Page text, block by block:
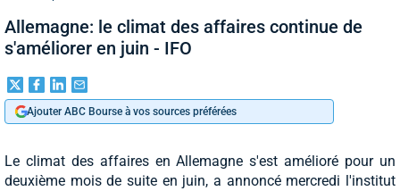
Allemagne: le climat des affaires continue de
s'améliorer en juin - IFO
Ajouter ABC Bourse à vos sources préférées
Le climat des affaires en Allemagne s'est amélioré pour un
deuxième mois de suite en juin, a annoncé mercredi l'institut